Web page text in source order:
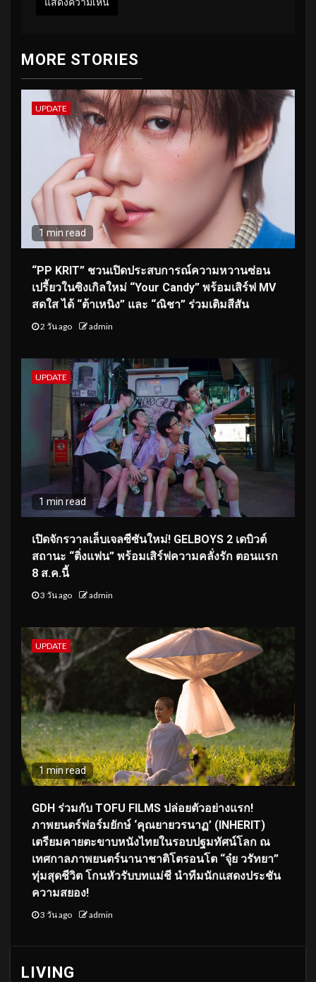
MORE STORIES
UPDATE
1 min read
“PP KRIT” ชวนเปิดประสบการณ์ความหวานซ่อน
เปรี้ยวในซิงเกิลใหม่ “Your Candy” พร้อมเสิร์ฟ MV
สดใส ได้ “ต้าเหนิง” และ “ณิชา” ร่วมเติมสีสัน
2 วัน ago admin
UPDATE
1 min read
เปิดจักรวาลเล็บเจลซีซันใหม่! GELBOYS 2 เดบิวต์
สถานะ “ติ่งแฟน” พร้อมเสิร์ฟความคลั่งรัก ตอนแรก
8 ส.ค.นี้
3 วัน ago admin
UPDATE
1 min read
GDH ร่วมกับ TOFU FILMS ปล่อยตัวอย่างแรก!
ภาพยนตร์ฟอร์มยักษ์ ‘คุณยายวรนาฏ’ (INHERIT)
เตรียมคายตะขาบหนังไทยในรอบปฐมทัศน์โลก ณ
เทศกาลภาพยนตร์นานาชาติโตรอนโต “จุ๋ย วรัทยา”
ทุ่มสุดชีวิต โกนหัวรับบทแม่ชี นำทีมนักแสดงประชัน
ความสยอง!
3 วัน ago admin
LIVING